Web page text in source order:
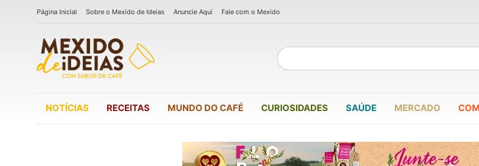
Página Inicial Sobre o Mexido de Ideias Anuncie Aqui Fale com o Mexido
NOTÍCIAS RECEITAS MUNDO DO CAFÉ CURIOSIDADES SAÚDE MERCADO